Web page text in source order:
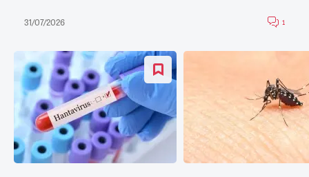
31/07/2026 1